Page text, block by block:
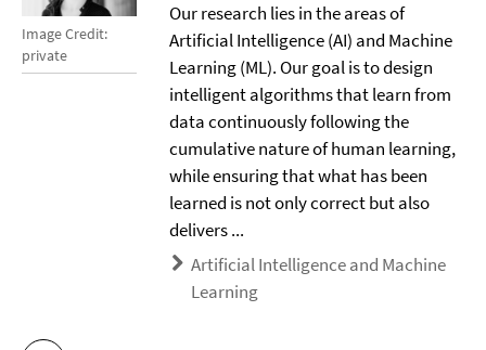
Image Credit:
private
Our research lies in the areas of
Artificial Intelligence (AI) and Machine
Learning (ML). Our goal is to design
intelligent algorithms that learn from
data continuously following the
cumulative nature of human learning,
while ensuring that what has been
learned is not only correct but also
delivers ...
Artificial Intelligence and Machine
Learning